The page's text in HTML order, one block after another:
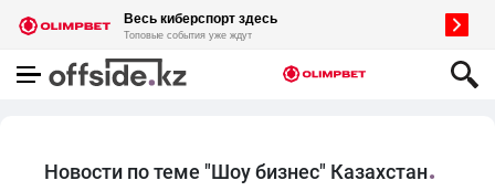
Новости по теме "Шоу бизнес" Казахстан